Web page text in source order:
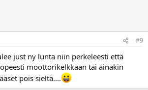
#9
just ny lunta niin perkeleesti että
moottorikelkkaan tai ainakin
pois sieltä....